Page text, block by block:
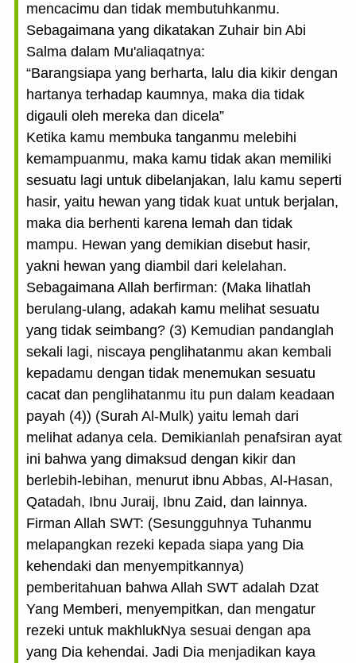
mencacimu dan tidak membutuhkanmu.
Sebagaimana yang dikatakan Zuhair bin Abi
Salma dalam Mu'aliaqatnya:
“Barangsiapa yang berharta, lalu dia kikir dengan
hartanya terhadap kaumnya, maka dia tidak
digauli oleh mereka dan dicela”
Ketika kamu membuka tanganmu melebihi
kemampuanmu, maka kamu tidak akan memiliki
sesuatu lagi untuk dibelanjakan, lalu kamu seperti
hasir, yaitu hewan yang tidak kuat untuk berjalan,
maka dia berhenti karena lemah dan tidak
mampu. Hewan yang demikian disebut hasir,
yakni hewan yang diambil dari kelelahan.
Sebagaimana Allah berfirman: (Maka lihatlah
berulang-ulang, adakah kamu melihat sesuatu
yang tidak seimbang? (3) Kemudian pandanglah
sekali lagi, niscaya penglihatanmu akan kembali
kepadamu dengan tidak menemu­kan sesuatu
cacat dan penglihatanmu itu pun dalam keadaan
payah (4)) (Surah Al-Mulk) yaitu lemah dari
melihat adanya cela. Demikianlah penafsiran ayat
ini bahwa yang dimaksud dengan kikir dan
berlebih-lebihan, menurut ibnu Abbas, Al-Hasan,
Qatadah, Ibnu Juraij, Ibnu Zaid, dan lainnya.
Firman Allah SWT: (Sesungguhnya Tuhanmu
melapangkan rezeki kepada siapa yang Dia
kehendaki dan menyempitkannya)
pemberitahuan bahwa Allah SWT adalah Dzat
Yang Memberi, menyempitkan, dan mengatur
rezeki untuk makhlukNya sesuai dengan apa
yang Dia kehendai. Jadi Dia menjadikan kaya